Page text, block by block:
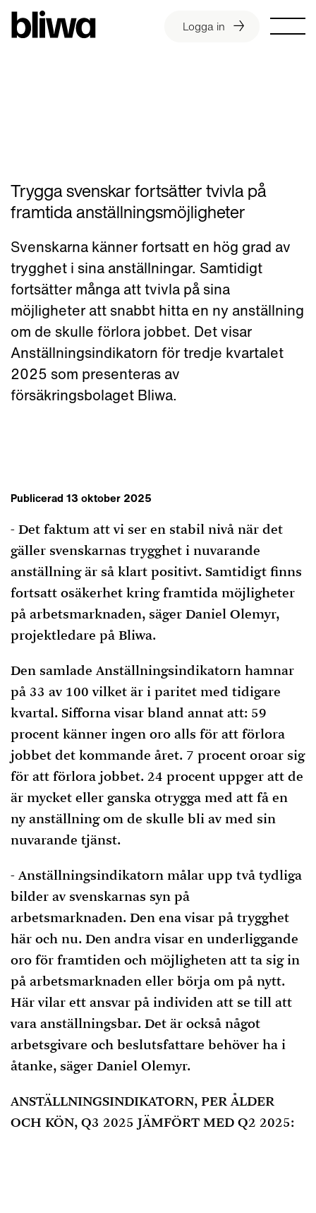
Logga in
Trygga svenskar fortsätter tvivla på
framtida anställningsmöjligheter
Svenskarna känner fortsatt en hög grad av
trygghet i sina anställningar. Samtidigt
fortsätter många att tvivla på sina
möjligheter att snabbt hitta en ny anställning
om de skulle förlora jobbet. Det visar
Anställningsindikatorn för tredje kvartalet
2025 som presenteras av
försäkringsbolaget Bliwa.
Publicerad 13 oktober 2025
- Det faktum att vi ser en stabil nivå när det
gäller svenskarnas trygghet i nuvarande
anställning är så klart positivt. Samtidigt finns
fortsatt osäkerhet kring framtida möjligheter
på arbetsmarknaden, säger Daniel Olemyr,
projektledare på Bliwa.
Den samlade Anställningsindikatorn hamnar
på 33 av 100 vilket är i paritet med tidigare
kvartal. Sifforna visar bland annat att: 59
procent känner ingen oro alls för att förlora
jobbet det kommande året. 7 procent oroar sig
för att förlora jobbet. 24 procent uppger att de
är mycket eller ganska otrygga med att få en
ny anställning om de skulle bli av med sin
nuvarande tjänst.
- Anställningsindikatorn målar upp två tydliga
bilder av svenskarnas syn på
arbetsmarknaden. Den ena visar på trygghet
här och nu. Den andra visar en underliggande
oro för framtiden och möjligheten att ta sig in
på arbetsmarknaden eller börja om på nytt.
Här vilar ett ansvar på individen att se till att
vara anställningsbar. Det är också något
arbetsgivare och beslutsfattare behöver ha i
åtanke, säger Daniel Olemyr.
ANSTÄLLNINGSINDIKATORN, PER ÅLDER
OCH KÖN, Q3 2025 JÄMFÖRT MED Q2 2025: